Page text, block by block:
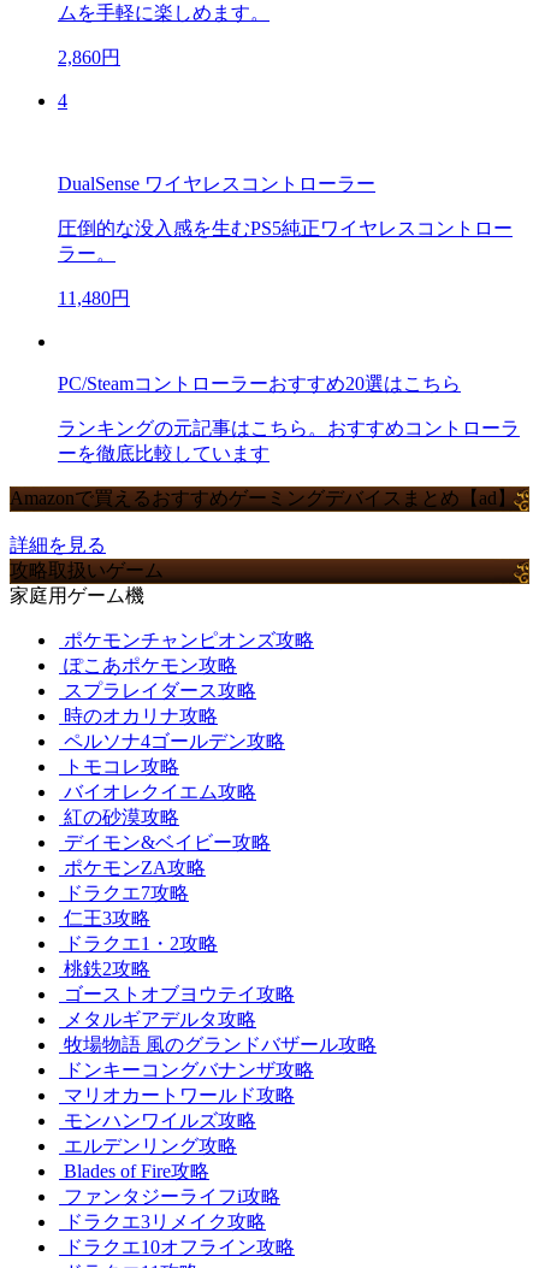
ムを手軽に楽しめます。
2,860円
4
DualSense ワイヤレスコントローラー
圧倒的な没入感を生むPS5純正ワイヤレスコントロー
ラー。
11,480円
PC/Steamコントローラーおすすめ20選はこちら
ランキングの元記事はこちら。おすすめコントローラ
ーを徹底比較しています
Amazonで買えるおすすめゲーミングデバイスまとめ【ad】
詳細を見る
攻略取扱いゲーム
家庭用ゲーム機
ポケモンチャンピオンズ攻略
ぽこあポケモン攻略
スプラレイダース攻略
時のオカリナ攻略
ペルソナ4ゴールデン攻略
トモコレ攻略
バイオレクイエム攻略
紅の砂漠攻略
デイモン&ベイビー攻略
ポケモンZA攻略
ドラクエ7攻略
仁王3攻略
ドラクエ1・2攻略
桃鉄2攻略
ゴーストオブヨウテイ攻略
メタルギアデルタ攻略
牧場物語 風のグランドバザール攻略
ドンキーコングバナンザ攻略
マリオカートワールド攻略
モンハンワイルズ攻略
エルデンリング攻略
Blades of Fire攻略
ファンタジーライフi攻略
ドラクエ3リメイク攻略
ドラクエ10オフライン攻略